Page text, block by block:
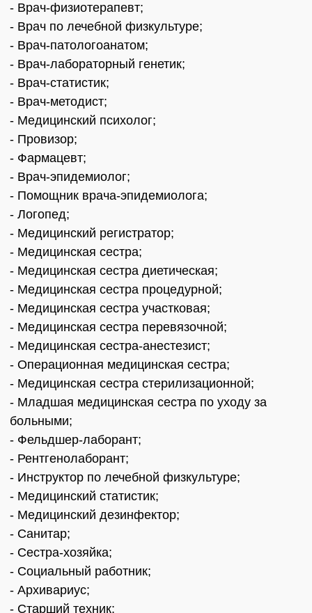
- Врач-физиотерапевт;
- Врач по лечебной физкультуре;
- Врач-патологоанатом;
- Врач-лабораторный генетик;
- Врач-статистик;
- Врач-методист;
- Медицинский психолог;
- Провизор;
- Фармацевт;
- Врач-эпидемиолог;
- Помощник врача-эпидемиолога;
- Логопед;
- Медицинский регистратор;
- Медицинская сестра;
- Медицинская сестра диетическая;
- Медицинская сестра процедурной;
- Медицинская сестра участковая;
- Медицинская сестра перевязочной;
- Медицинская сестра-анестезист;
- Операционная медицинская сестра;
- Медицинская сестра стерилизационной;
- Младшая медицинская сестра по уходу за
больными;
- Фельдшер-лаборант;
- Рентгенолаборант;
- Инструктор по лечебной физкультуре;
- Медицинский статистик;
- Медицинский дезинфектор;
- Санитар;
- Сестра-хозяйка;
- Социальный работник;
- Архивариус;
- Старший техник;